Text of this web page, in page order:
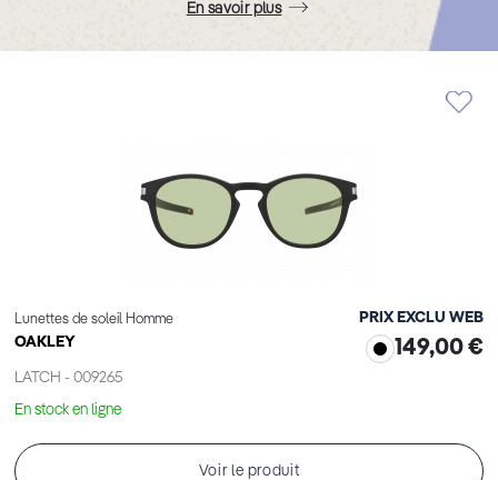
En savoir plus
Lunettes de soleil Homme
OAKLEY
LATCH - 009265
PRIX EXCLU WEB
149,00 €
En stock en ligne
Voir le produit